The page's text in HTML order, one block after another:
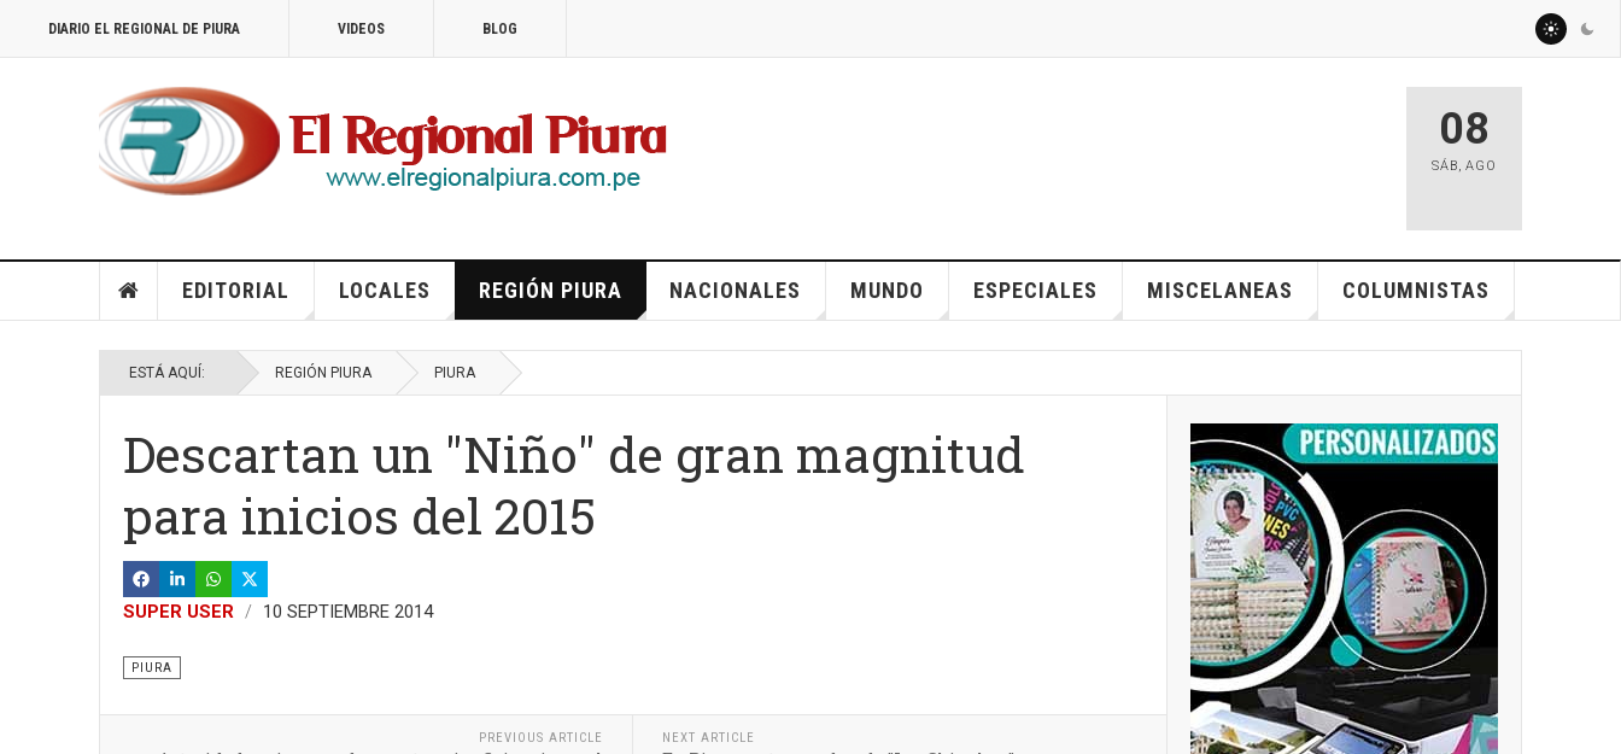
DIARIO EL REGIONAL DE PIURA VIDEOS BLOG
08
SÁB, AGO
EDITORIAL LOCALES REGIÓN PIURA NACIONALES MUNDO ESPECIALES MISCELANEAS COLUMNISTAS
ESTÁ AQUÍ: REGIÓN PIURA PIURA
Descartan un "Niño" de gran magnitud
para inicios del 2015
SUPER USER 10 SEPTIEMBRE 2014
PIURA
PREVIOUS ARTICLE NEXT ARTICLE